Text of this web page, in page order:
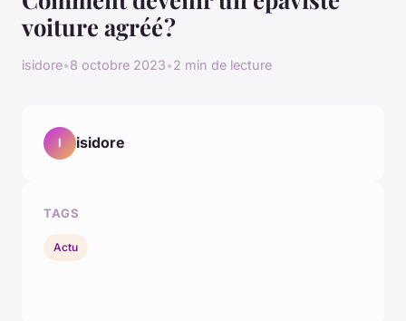
voiture agréé ?
isidore•8 octobre 2023•2 min de lecture
I isidore
TAGS
Actu